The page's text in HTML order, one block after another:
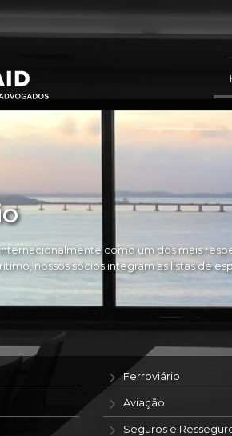
como um dos mais
nossos sócios integram as listas de
Ferroviário
Aviação
Seguros e